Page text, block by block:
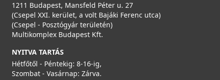
1211 Budapest, Mansfeld Péter u. 27
(Csepel XXI. kerület, a volt Bajáki Ferenc utca)
(Csepel - Posztógyár területén)
Multikomplex Budapest Kft.
NYITVA TARTÁS
Hétfőtől - Péntekig: 8-16-ig,
Szombat - Vasárnap: Zárva.